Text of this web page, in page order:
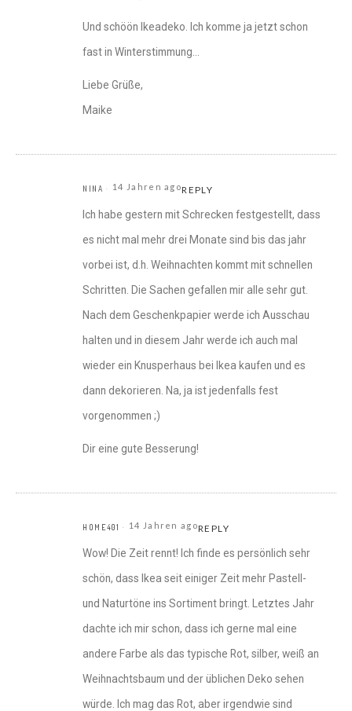
Und schöön Ikeadeko. Ich komme ja jetzt schon
fast in Winterstimmung…
Liebe Grüße,
Maike
NINA 14 Jahren agoREPLY
Ich habe gestern mit Schrecken festgestellt, dass
es nicht mal mehr drei Monate sind bis das jahr
vorbei ist, d.h. Weihnachten kommt mit schnellen
Schritten. Die Sachen gefallen mir alle sehr gut.
Nach dem Geschenkpapier werde ich Ausschau
halten und in diesem Jahr werde ich auch mal
wieder ein Knusperhaus bei Ikea kaufen und es
dann dekorieren. Na, ja ist jedenfalls fest
vorgenommen ;)
Dir eine gute Besserung!
HOME401 14 Jahren agoREPLY
Wow! Die Zeit rennt! Ich finde es persönlich sehr
schön, dass Ikea seit einiger Zeit mehr Pastell-
und Naturtöne ins Sortiment bringt. Letztes Jahr
dachte ich mir schon, dass ich gerne mal eine
andere Farbe als das typische Rot, silber, weiß an
Weihnachtsbaum und der üblichen Deko sehen
würde. Ich mag das Rot, aber irgendwie sind